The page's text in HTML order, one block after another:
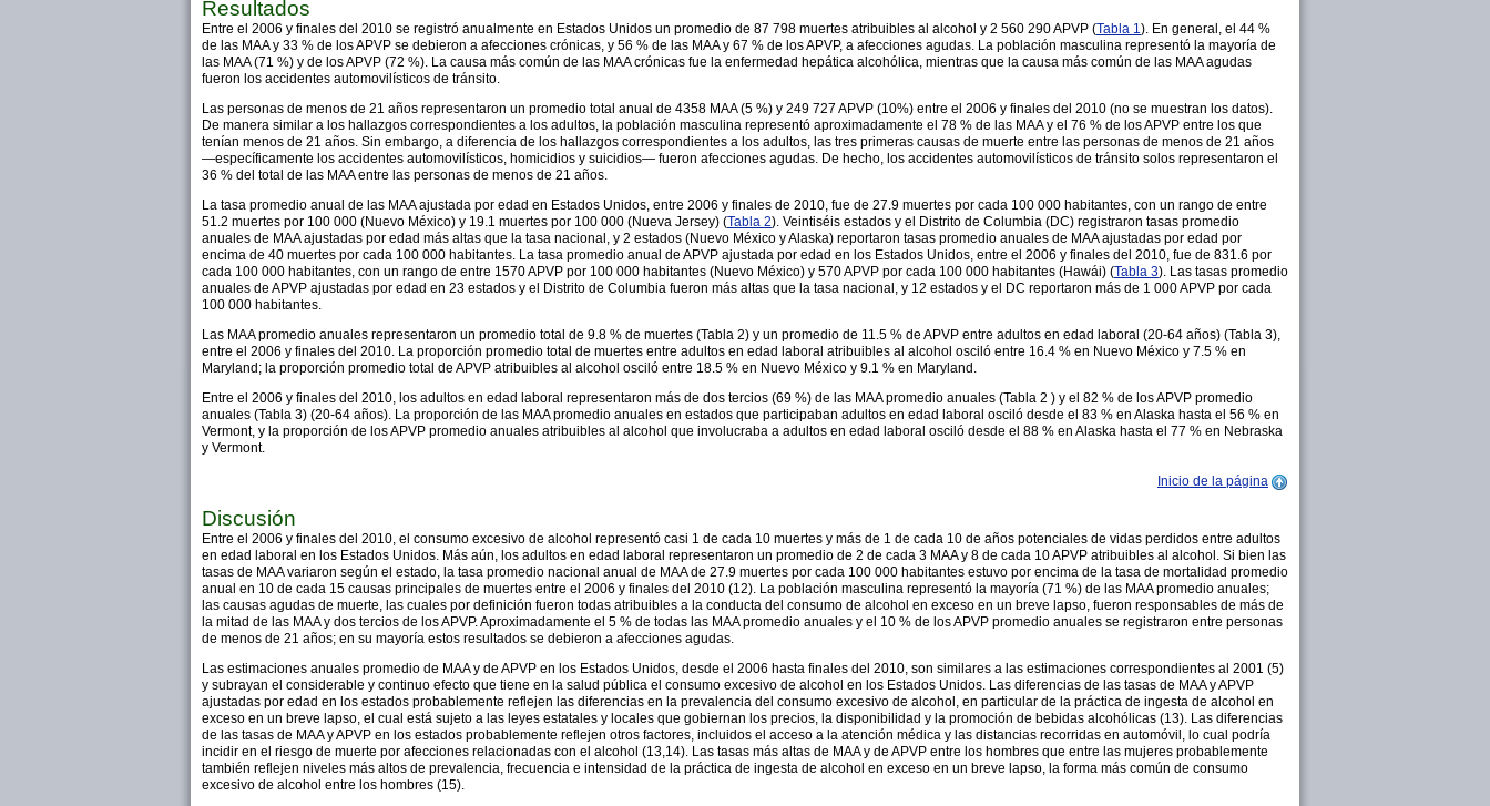
Resultados
Entre el 2006 y finales del 2010 se registró anualmente en Estados Unidos un promedio de 87 798 muertes atribuibles al alcohol y 2 560 290 APVP (Tabla 1). En general, el 44 %
de las MAA y 33 % de los APVP se debieron a afecciones crónicas, y 56 % de las MAA y 67 % de los APVP, a afecciones agudas. La población masculina representó la mayoría de
las MAA (71 %) y de los APVP (72 %). La causa más común de las MAA crónicas fue la enfermedad hepática alcohólica, mientras que la causa más común de las MAA agudas
fueron los accidentes automovilísticos de tránsito.
Las personas de menos de 21 años representaron un promedio total anual de 4358 MAA (5 %) y 249 727 APVP (10%) entre el 2006 y finales del 2010 (no se muestran los datos).
De manera similar a los hallazgos correspondientes a los adultos, la población masculina representó aproximadamente el 78 % de las MAA y el 76 % de los APVP entre los que
tenían menos de 21 años. Sin embargo, a diferencia de los hallazgos correspondientes a los adultos, las tres primeras causas de muerte entre las personas de menos de 21 años
—específicamente los accidentes automovilísticos, homicidios y suicidios— fueron afecciones agudas. De hecho, los accidentes automovilísticos de tránsito solos representaron el
36 % del total de las MAA entre las personas de menos de 21 años.
La tasa promedio anual de las MAA ajustada por edad en Estados Unidos, entre 2006 y finales de 2010, fue de 27.9 muertes por cada 100 000 habitantes, con un rango de entre
51.2 muertes por 100 000 (Nuevo México) y 19.1 muertes por 100 000 (Nueva Jersey) (Tabla 2). Veintiséis estados y el Distrito de Columbia (DC) registraron tasas promedio
anuales de MAA ajustadas por edad más altas que la tasa nacional, y 2 estados (Nuevo México y Alaska) reportaron tasas promedio anuales de MAA ajustadas por edad por
encima de 40 muertes por cada 100 000 habitantes. La tasa promedio anual de APVP ajustada por edad en los Estados Unidos, entre el 2006 y finales del 2010, fue de 831.6 por
cada 100 000 habitantes, con un rango de entre 1570 APVP por 100 000 habitantes (Nuevo México) y 570 APVP por cada 100 000 habitantes (Hawái) (Tabla 3). Las tasas promedio
anuales de APVP ajustadas por edad en 23 estados y el Distrito de Columbia fueron más altas que la tasa nacional, y 12 estados y el DC reportaron más de 1 000 APVP por cada
100 000 habitantes.
Las MAA promedio anuales representaron un promedio total de 9.8 % de muertes (Tabla 2) y un promedio de 11.5 % de APVP entre adultos en edad laboral (20-64 años) (Tabla 3),
entre el 2006 y finales del 2010. La proporción promedio total de muertes entre adultos en edad laboral atribuibles al alcohol osciló entre 16.4 % en Nuevo México y 7.5 % en
Maryland; la proporción promedio total de APVP atribuibles al alcohol osciló entre 18.5 % en Nuevo México y 9.1 % en Maryland.
Entre el 2006 y finales del 2010, los adultos en edad laboral representaron más de dos tercios (69 %) de las MAA promedio anuales (Tabla 2 ) y el 82 % de los APVP promedio
anuales (Tabla 3) (20-64 años). La proporción de las MAA promedio anuales en estados que participaban adultos en edad laboral osciló desde el 83 % en Alaska hasta el 56 % en
Vermont, y la proporción de los APVP promedio anuales atribuibles al alcohol que involucraba a adultos en edad laboral osciló desde el 88 % en Alaska hasta el 77 % en Nebraska
y Vermont.
Inicio de la página
Discusión
Entre el 2006 y finales del 2010, el consumo excesivo de alcohol representó casi 1 de cada 10 muertes y más de 1 de cada 10 de años potenciales de vidas perdidos entre adultos
en edad laboral en los Estados Unidos. Más aún, los adultos en edad laboral representaron un promedio de 2 de cada 3 MAA y 8 de cada 10 APVP atribuibles al alcohol. Si bien las
tasas de MAA variaron según el estado, la tasa promedio nacional anual de MAA de 27.9 muertes por cada 100 000 habitantes estuvo por encima de la tasa de mortalidad promedio
anual en 10 de cada 15 causas principales de muertes entre el 2006 y finales del 2010 (12). La población masculina representó la mayoría (71 %) de las MAA promedio anuales;
las causas agudas de muerte, las cuales por definición fueron todas atribuibles a la conducta del consumo de alcohol en exceso en un breve lapso, fueron responsables de más de
la mitad de las MAA y dos tercios de los APVP. Aproximadamente el 5 % de todas las MAA promedio anuales y el 10 % de los APVP promedio anuales se registraron entre personas
de menos de 21 años; en su mayoría estos resultados se debieron a afecciones agudas.
Las estimaciones anuales promedio de MAA y de APVP en los Estados Unidos, desde el 2006 hasta finales del 2010, son similares a las estimaciones correspondientes al 2001 (5)
y subrayan el considerable y continuo efecto que tiene en la salud pública el consumo excesivo de alcohol en los Estados Unidos. Las diferencias de las tasas de MAA y APVP
ajustadas por edad en los estados probablemente reflejen las diferencias en la prevalencia del consumo excesivo de alcohol, en particular de la práctica de ingesta de alcohol en
exceso en un breve lapso, el cual está sujeto a las leyes estatales y locales que gobiernan los precios, la disponibilidad y la promoción de bebidas alcohólicas (13). Las diferencias
de las tasas de MAA y APVP en los estados probablemente reflejen otros factores, incluidos el acceso a la atención médica y las distancias recorridas en automóvil, lo cual podría
incidir en el riesgo de muerte por afecciones relacionadas con el alcohol (13,14). Las tasas más altas de MAA y de APVP entre los hombres que entre las mujeres probablemente
también reflejen niveles más altos de prevalencia, frecuencia e intensidad de la práctica de ingesta de alcohol en exceso en un breve lapso, la forma más común de consumo
excesivo de alcohol entre los hombres (15).